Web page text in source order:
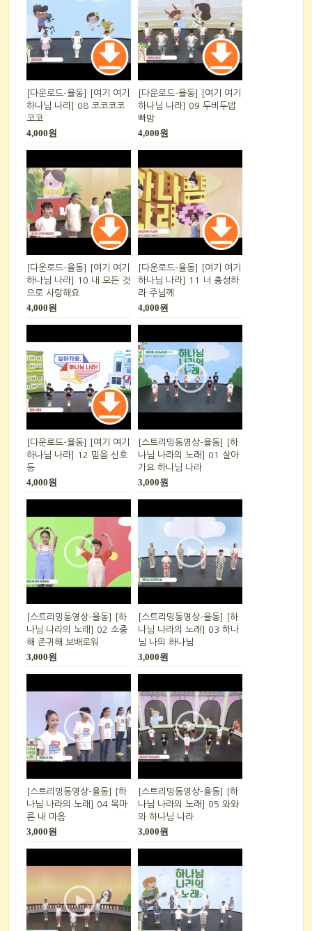
[다운로드-율동] [여기 여기
하나님 나라] 08 코코코코
코코
4,000원
[다운로드-율동] [여기 여기
하나님 나라] 09 두비두밥
빠밤
4,000원
[다운로드-율동] [여기 여기
하나님 나라] 10 내 모든 것
으로 사랑해요
4,000원
[다운로드-율동] [여기 여기
하나님 나라] 11 너 충성하
라 주님께
4,000원
[다운로드-율동] [여기 여기
하나님 나라] 12 믿음 신호
등
4,000원
[스트리밍동영상-율동] [하
나님 나라의 노래] 01 살아
가요 하나님 나라
3,000원
[스트리밍동영상-율동] [하
나님 나라의 노래] 02 소중
해 존귀해 보배로워
3,000원
[스트리밍동영상-율동] [하
나님 나라의 노래] 03 하나
님 나의 하나님
3,000원
[스트리밍동영상-율동] [하
나님 나라의 노래] 04 목마
른 내 마음
3,000원
[스트리밍동영상-율동] [하
나님 나라의 노래] 05 와와
와 하나님 나라
3,000원